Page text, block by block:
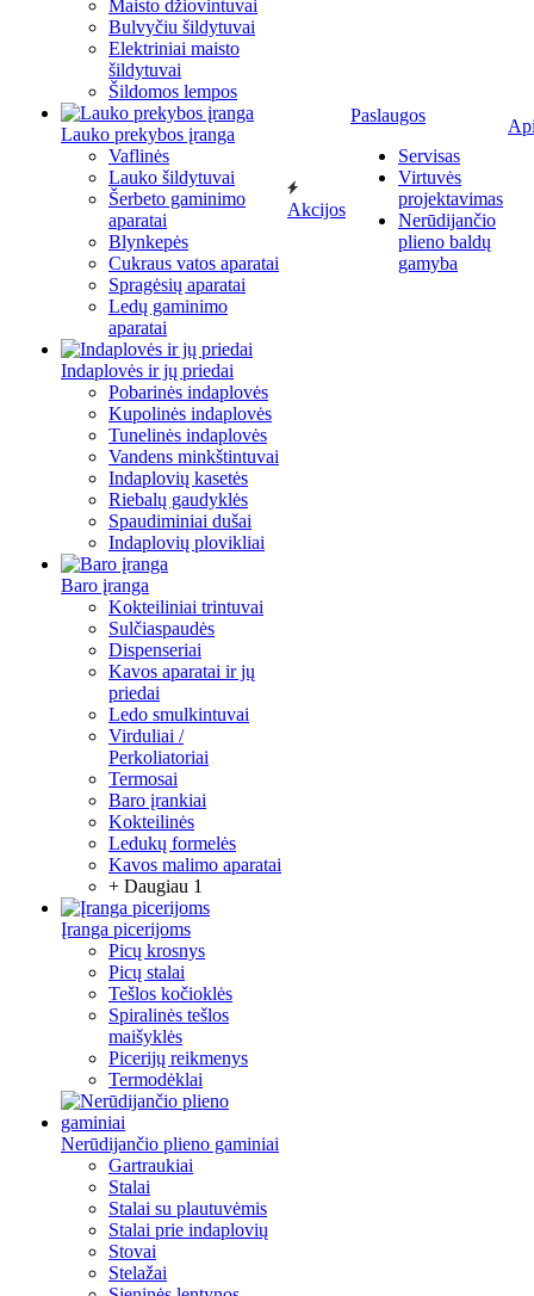
Maisto džiovintuvai
Bulvyčiu šildytuvai
Elektriniai maisto
šildytuvai
Šildomos lempos
Lauko prekybos įranga
Vaflinės
Lauko šildytuvai
Šerbeto gaminimo
aparatai
Blynkepės
Cukraus vatos aparatai
Spragėsių aparatai
Ledų gaminimo
aparatai
Indaplovės ir jų priedai
Pobarinės indaplovės
Kupolinės indaplovės
Tunelinės indaplovės
Vandens minkštintuvai
Indaplovių kasetės
Riebalų gaudyklės
Spaudiminiai dušai
Indaplovių plovikliai
Baro įranga
Kokteiliniai trintuvai
Sulčiaspaudės
Dispenseriai
Kavos aparatai ir jų
priedai
Ledo smulkintuvai
Virduliai /
Perkoliatoriai
Termosai
Baro įrankiai
Kokteilinės
Ledukų formelės
Kavos malimo aparatai
+ Daugiau 1
Įranga picerijoms
Picų krosnys
Picų stalai
Tešlos kočioklės
Spiralinės tešlos
maišyklės
Picerijų reikmenys
Termodėklai
Nerūdijančio plieno gaminiai
Gartraukiai
Stalai
Stalai su plautuvėmis
Stalai prie indaplovių
Stovai
Stelažai
Akcijos
Paslaugos
Servisas
Virtuvės
projektavimas
Nerūdijančio
plieno baldų
gamyba